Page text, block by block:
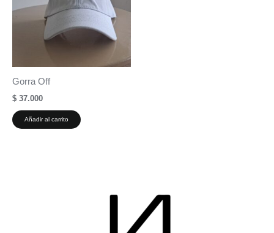
Gorra Off
$ 37.000
Añadir al carrito